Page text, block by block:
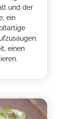
und der
ein
einen